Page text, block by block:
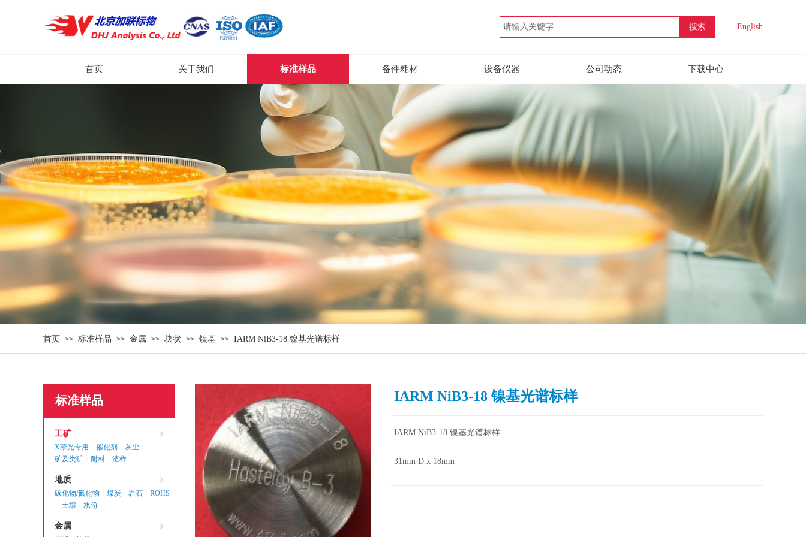
首页 >> 标准样品 >> 金属 >> 块状 >> 镍基 >> IARM NiB3-18 镍基光谱标样
IARM NiB3-18 镍基光谱标样
IARM NiB3-18 镍基光谱标样
31mm D x 18mm
标准样品
工矿
X荥光专用 催化剂 灰尘
矿及类矿 耐材 渣样
地质
碳化物/氮化物 煤炭 岩石 ROHS
土壤 水份
金属
搜索
首页 关于我们 标准样品 备件耗材 设备仪器 公司动态 下载中心
English